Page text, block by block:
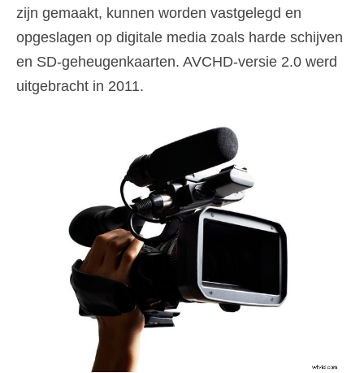
zijn gemaakt, kunnen worden vastgelegd en
opgeslagen op digitale media zoals harde schijven
en SD-geheugenkaarten. AVCHD-versie 2.0 werd
uitgebracht in 2011.